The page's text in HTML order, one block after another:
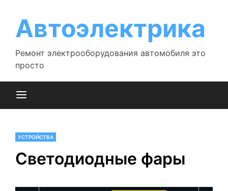
содержимому
Автоэлектрика
Ремонт электрооборудования автомобиля это
просто
УСТРОЙСТВА
Светодиодные фары